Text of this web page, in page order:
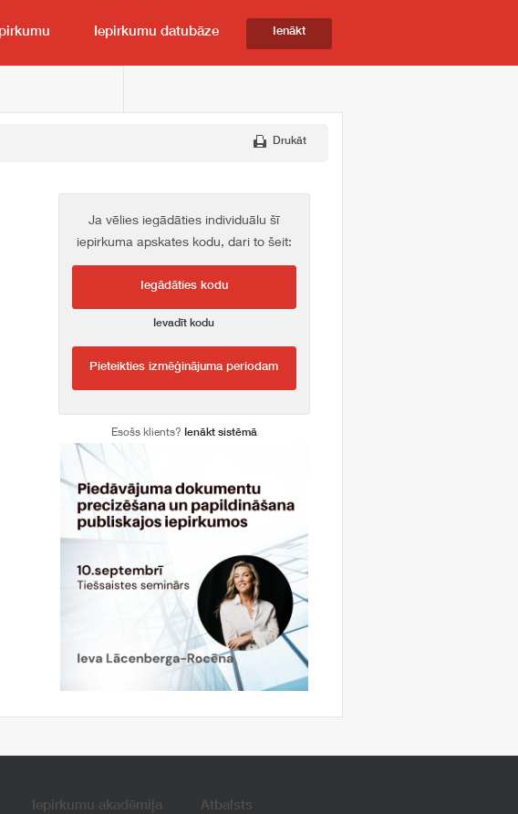
Iepirkumu datubāze Ienākt
Drukāt
Ja vēlies iegādāties individuālu šī
iepirkuma apskates kodu, dari to šeit:
Iegādāties kodu
Ievadīt kodu
Pieteikties izmēģinājuma periodam
Esošs klients? Ienākt sistēmā
Iepirkumu akadēmija Atbalsts